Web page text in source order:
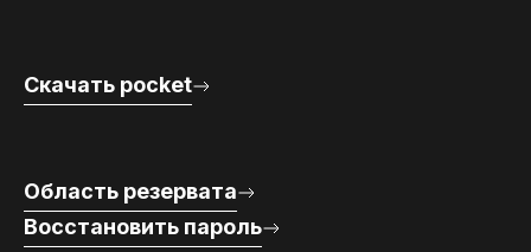
Скачать pocket
Область резервата
Восстановить пароль